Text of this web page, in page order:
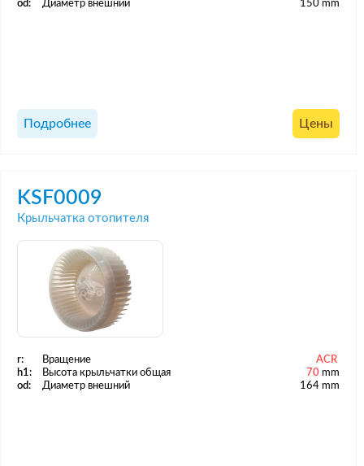
od:
Диаметр внешний 150 mm
Подробнее Цены
KSF0009
Крыльчатка отопителя
r: Вращение
ACR
h1:
Высота крыльчатки общая 70 mm
od:
Диаметр внешний 164 mm